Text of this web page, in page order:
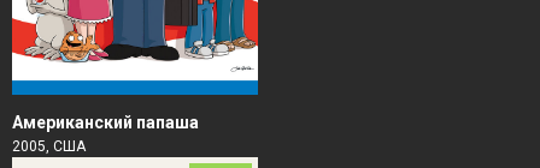
Американский папаша
2005, США